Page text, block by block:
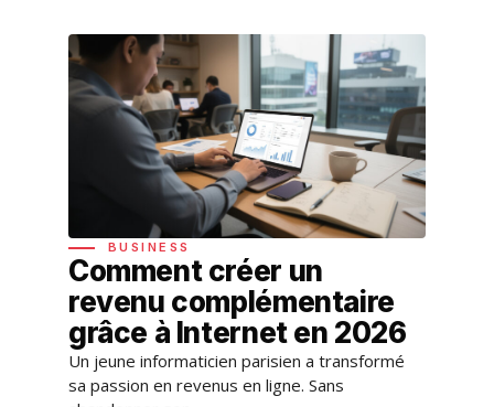
BUSINESS
Comment créer un
revenu complémentaire
grâce à Internet en 2026
Un jeune informaticien parisien a transformé
sa passion en revenus en ligne. Sans